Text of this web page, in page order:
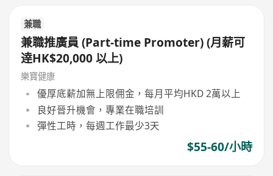
兼職
兼職推廣員 (Part-time Promoter) (月薪可
逹HK$20,000 以上)
樂寶健康
優厚底薪加無上限佣金，每月平均HKD 2萬以上
良好晉升機會，專業在職培訓
彈性工時，每週工作最少3天
$55-60/小時